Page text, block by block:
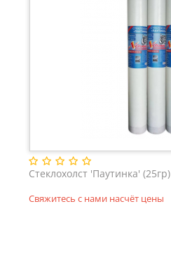
Стеклохолст 'Паутинка' (25гр)
Свяжитесь с нами насчёт цены